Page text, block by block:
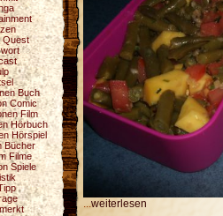
Quest
Buch
Comic
Film
Hörbuch
Hörspiel
Bücher
Filme
Spiele
...weiterlesen